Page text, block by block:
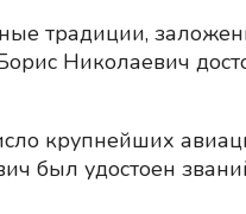
традиции,
Николаевич
крупнейших
был удостоен